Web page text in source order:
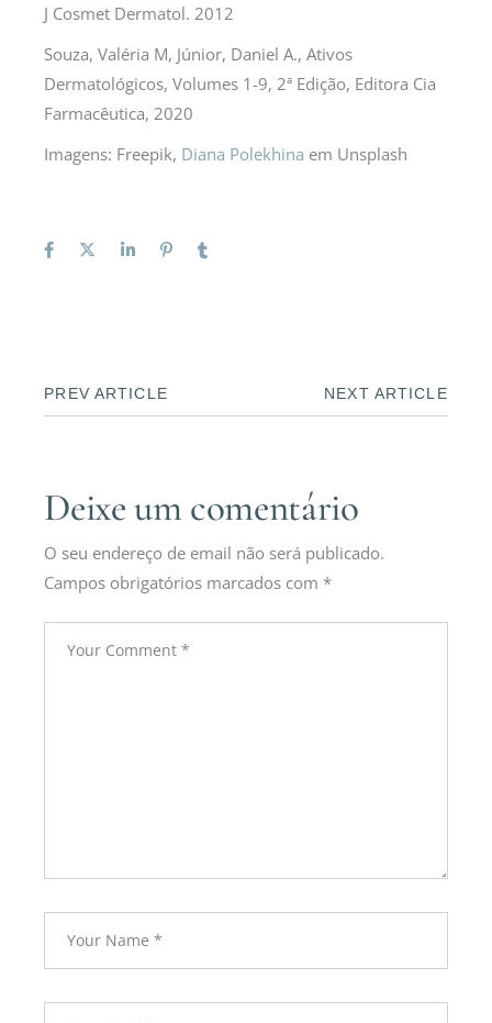
J Cosmet Dermatol. 2012
Souza, Valéria M, Júnior, Daniel A., Ativos
Dermatológicos, Volumes 1-9, 2ª Edição, Editora Cia
Farmacêutica, 2020
Imagens: Freepik, Diana Polekhina em Unsplash
PREV ARTICLE NEXT ARTICLE
Deixe um comentário
O seu endereço de email não será publicado.
Campos obrigatórios marcados com *